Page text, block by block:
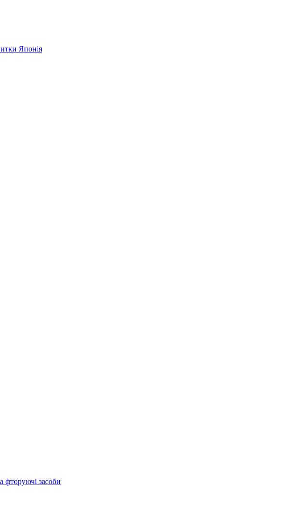
Японія
фторуючі засоби